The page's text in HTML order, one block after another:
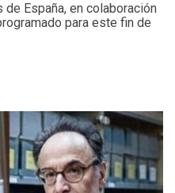
de España, en colaboración
para este fin de